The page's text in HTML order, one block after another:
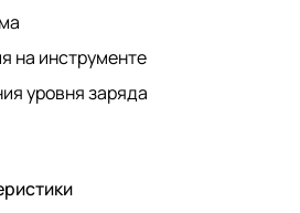
на инструменте
уровня заряда